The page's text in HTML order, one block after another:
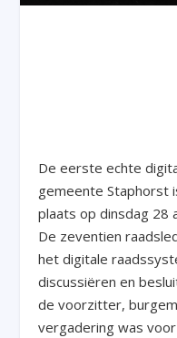
De eerste echte
gemeente Staphorst
plaats op dinsdag 28
De zeventien
het digitale
discussiëren en
de voorzitter,
vergadering was